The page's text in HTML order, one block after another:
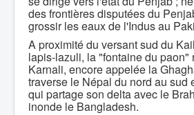
des frontières disputées du
grossir les eaux de l'Indus au
A proximité du versant sud du
lapis-lazuli, la "fontaine du paon"
Karnali, encore appelée la
traverse le Népal du nord au sud
qui partage son delta avec le
inonde le Bangladesh.